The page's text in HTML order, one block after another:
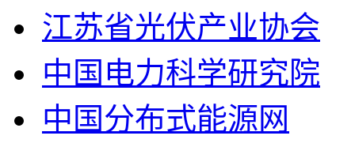
江苏省光伏产业协会
中国电力科学研究院
中国分布式能源网